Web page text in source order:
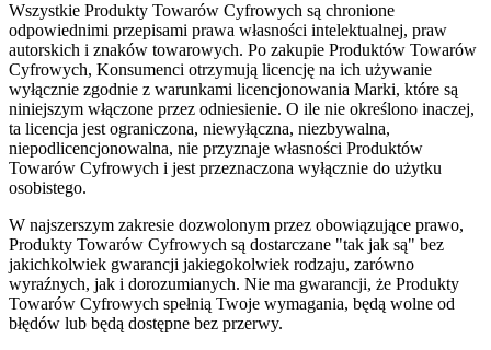
Wszystkie Produkty Towarów Cyfrowych są chronione
odpowiednimi przepisami prawa własności intelektualnej, praw
autorskich i znaków towarowych. Po zakupie Produktów Towarów
Cyfrowych, Konsumenci otrzymują licencję na ich używanie
wyłącznie zgodnie z warunkami licencjonowania Marki, które są
niniejszym włączone przez odniesienie. O ile nie określono inaczej,
ta licencja jest ograniczona, niewyłączna, niezbywalna,
niepodlicencjonowalna, nie przyznaje własności Produktów
Towarów Cyfrowych i jest przeznaczona wyłącznie do użytku
osobistego.
W najszerszym zakresie dozwolonym przez obowiązujące prawo,
Produkty Towarów Cyfrowych są dostarczane "tak jak są" bez
jakichkolwiek gwarancji jakiegokolwiek rodzaju, zarówno
wyraźnych, jak i dorozumianych. Nie ma gwarancji, że Produkty
Towarów Cyfrowych spełnią Twoje wymagania, będą wolne od
błędów lub będą dostępne bez przerwy.